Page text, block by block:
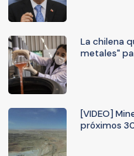
La chilena
metales"
[VIDEO]
próximos